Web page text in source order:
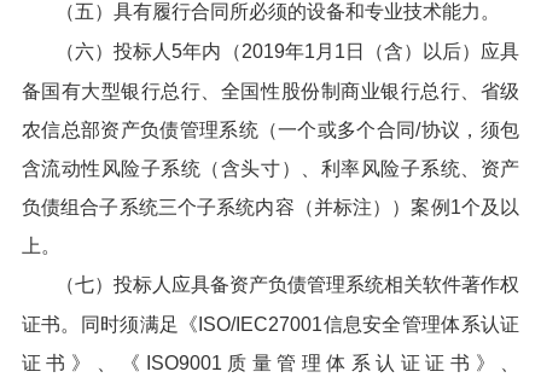
（五）具有履行合同所必须的设备和专业技术能力。
（六）投标人5年内（2019年1月1日（含）以后）应具
备国有大型银行总行、全国性股份制商业银行总行、省级
农信总部资产负债管理系统（一个或多个合同/协议，须包
含流动性风险子系统（含头寸）、利率风险子系统、资产
负债组合子系统三个子系统内容（并标注））案例1个及以
上。
（七）投标人应具备资产负债管理系统相关软件著作权
证书。同时须满足《ISO/IEC27001信息安全管理体系认证
证书》、《ISO9001质量管理体系认证证书》、